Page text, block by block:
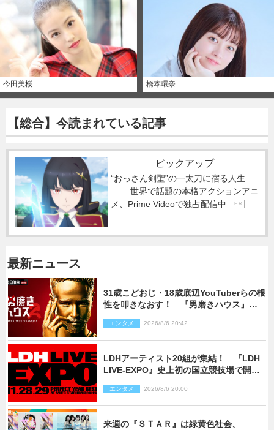
今田美桜 橋本環奈
【総合】今読まれている記事
ピックアップ
“おっさん剣聖”の一太刀に宿る人生
―― 世界で話題の本格アクションアニ
メ、Prime Videoで独占配信中
P R
最新ニュース
31歳こどおじ・18歳底辺YouTuberらの根
性を叩きなおす！ 『男磨きハウス』第2
エンタメ 2026/8/6 20:42
LDHアーティスト20組が集結！ 『LDH
LIVE‐EXPO』史上初の国立競技場で開催
エンタメ 2026/8/6 20:00
来週の『ＳＴＡＲ』は緑黄色社会、